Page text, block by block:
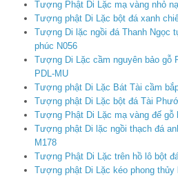
Tượng Phật Di Lặc mạ vàng nhỏ
Tượng phật Di Lặc bột đá xanh
Tượng Di lặc ngồi đá Thanh Ngọc
phúc N056
Tượng Di Lặc cầm nguyên bảo gỗ
PDL-MU
Tượng phật Di Lặc Bát Tài cầm
Tượng phật Di Lặc bột đá Tài
Tượng Phật Di Lặc mạ vàng đế gỗ
Tượng phật Di lặc ngồi thạch đá
M178
Tượng Phật Di Lặc trên hồ lô bột
Tượng phật Di Lặc kéo phong